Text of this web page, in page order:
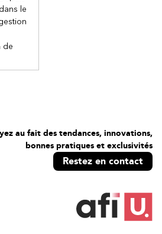
le
de
au fait des tendances, innovations,
bonnes pratiques et exclusivités
Restez en contact